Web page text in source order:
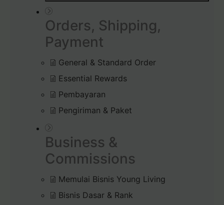
Orders, Shipping,
Payment
General & Standard Order
Essential Rewards
Pembayaran
Pengiriman & Paket
Business &
Commissions
Memulai Bisnis Young Living
Bisnis Dasar & Rank